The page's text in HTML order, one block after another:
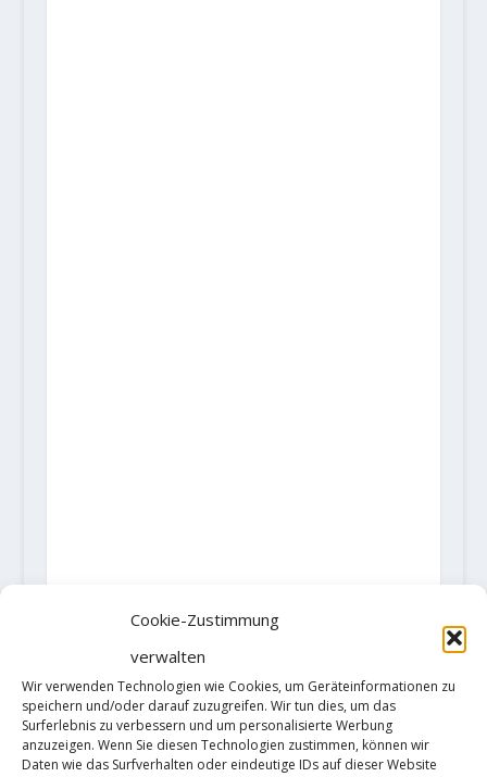
Cookie-Zustimmung
verwalten
Wir verwenden Technologien wie Cookies, um Geräteinformationen zu
speichern und/oder darauf zuzugreifen. Wir tun dies, um das
Surferlebnis zu verbessern und um personalisierte Werbung
anzuzeigen. Wenn Sie diesen Technologien zustimmen, können wir
Daten wie das Surfverhalten oder eindeutige IDs auf dieser Website
AKTIE:
RATE: